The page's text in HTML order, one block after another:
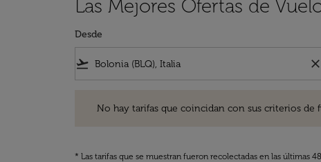
Las Mejores Ofertas de
Desde
flight_takeoff close
No hay tarifas que coincidan con sus criterios de
* Las tarifas que se muestran fueron recolectadas en las últimas